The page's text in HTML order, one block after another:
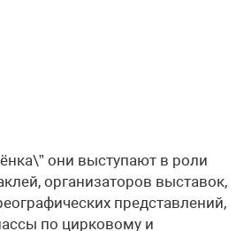
они выступают в роли
организаторов выставок,
представлений,
по цирковому и